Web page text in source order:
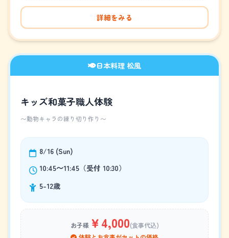
詳細をみる
日本料理 松風
キッズ和菓子職人体験
～動物キャラの練り切り作り～
8/16 (Sun)
10:45～11:45（受付 10:30）
5-12歳
お子様 ￥4,000(食事代込)